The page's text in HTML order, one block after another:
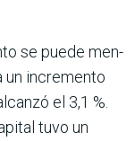
se puede men­
un incremento
el 3,1 %.
tuvo un